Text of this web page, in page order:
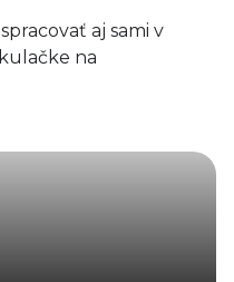
aj sami v
na